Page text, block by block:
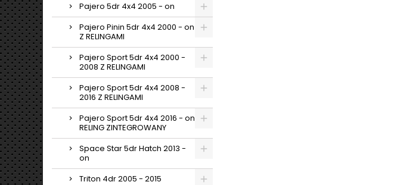
Pajero 5dr 4x4 2005 - on
Pajero Pinin 5dr 4x4 2000 - on
Z RELINGAMI
Pajero Sport 5dr 4x4 2000 -
2008 Z RELINGAMI
Pajero Sport 5dr 4x4 2008 -
2016 Z RELINGAMI
Pajero Sport 5dr 4x4 2016 - on
RELING ZINTEGROWANY
Space Star 5dr Hatch 2013 -
on
Triton 4dr 2005 - 2015